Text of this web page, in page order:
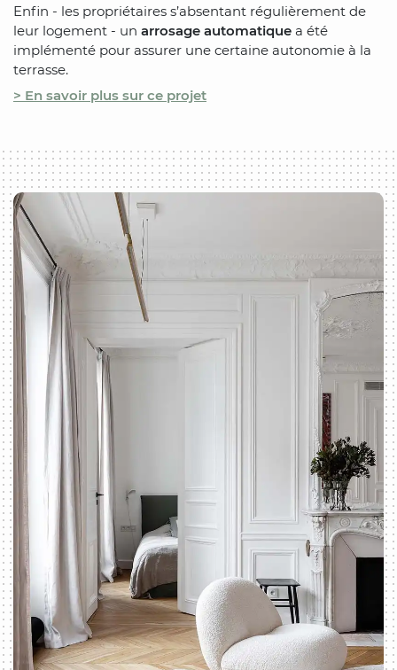
Enfin - les propriétaires s’absentant régulièrement de
leur logement - un arrosage automatique a été
implémenté pour assurer une certaine autonomie à la
terrasse.
> En savoir plus sur ce projet